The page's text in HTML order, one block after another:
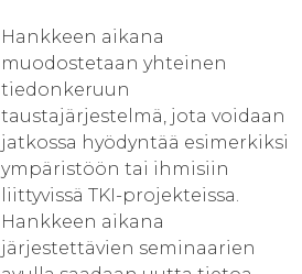
Hankkeen aikana
muodostetaan yhteinen
tiedonkeruun
taustajärjestelmä, jota voidaan
jatkossa hyödyntää esimerkiksi
ympäristöön tai ihmisiin
liittyvissä TKI-projekteissa.
Hankkeen aikana
järjestettävien seminaarien